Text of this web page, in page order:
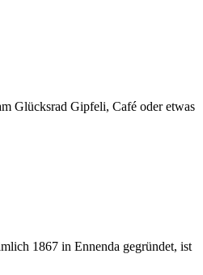
Glücksrad Gipfeli, Café oder etwas
1867 in Ennenda gegründet, ist